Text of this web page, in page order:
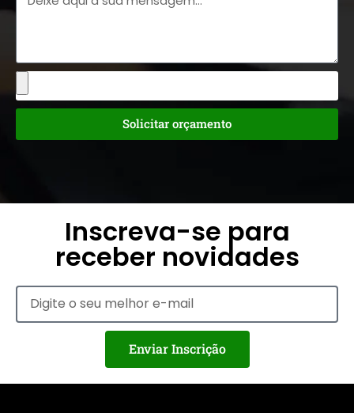
Solicitar orçamento
Inscreva-se para
receber novidades
Enviar Inscrição